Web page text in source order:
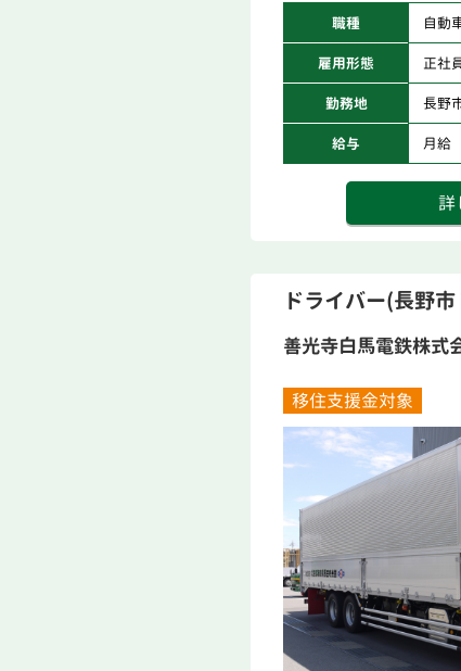
職種 自動
雇用形態 正社
勤務地 長野
給与 月給
詳
ドライバー(長野
善光寺白馬電鉄株式
移住支援金対象